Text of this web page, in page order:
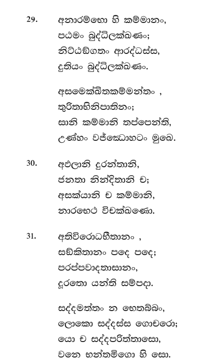
29. අනාරම්භො හි කම්මානං,
පඨමං බුද්ධිලක්ඛණං;
නිට්ඨඞ්ගතං ආරද්ධස්ස,
දුතියං බුද්ධිලක්ඛණං.
අසමෙක්ඛිතකම්මන්තං ,
තුරිතාභිනිපාතිනං;
සානි කම්මානි තප්පෙන්ති,
උණ්හං වජ්ඣොහටං මුඛෙ.
30. අඵලානි දුරන්තානි,
ජනතා නින්දිතානි ච;
අසක්යානි ච කම්මානි,
නාරභෙථ විචක්ඛණො.
31. අතිවිරොධභීතානං ,
සඞ්කිතානං පදෙ පදෙ;
පරප්පවාදතාසානං,
දූරතො යන්ති සම්පදා.
සද්දමත්තං න භෙතබ්බං,
ලොකො සද්දස්ස ගොචරො;
යො ච සද්දපරිත්තාසො,
වනෙ භන්තමිගො හි සො.